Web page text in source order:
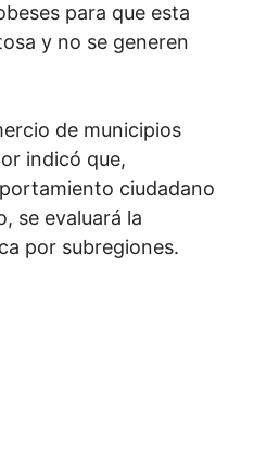
para que esta
y no se generen
de municipios
indicó que,
ciudadano
se evaluará la
por subregiones.